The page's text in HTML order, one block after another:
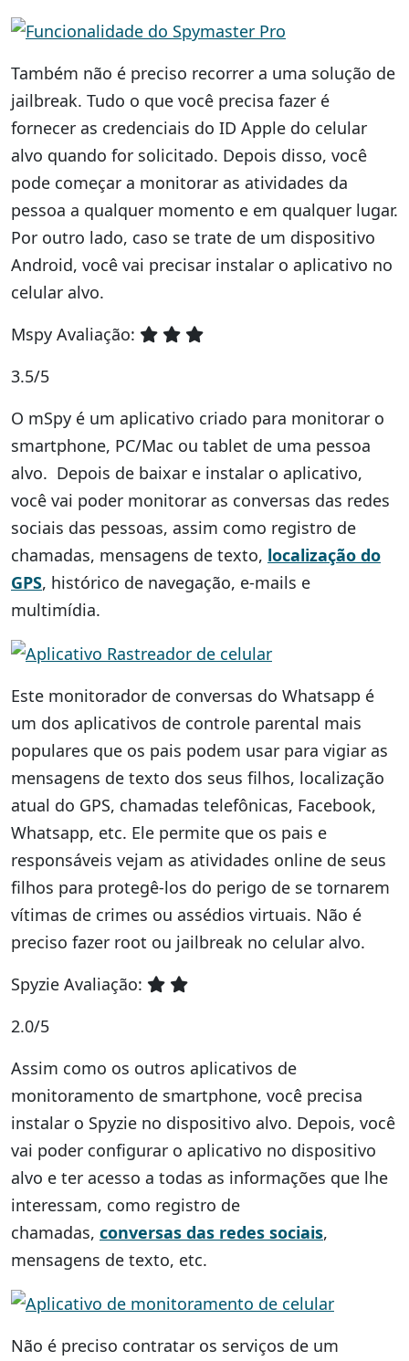
Também não é preciso recorrer a uma solução de
jailbreak. Tudo o que você precisa fazer é
fornecer as credenciais do ID Apple do celular
alvo quando for solicitado. Depois disso, você
pode começar a monitorar as atividades da
pessoa a qualquer momento e em qualquer lugar.
Por outro lado, caso se trate de um dispositivo
Android, você vai precisar instalar o aplicativo no
celular alvo.
Mspy Avaliação:
3.5/5
O mSpy é um aplicativo criado para monitorar o
smartphone, PC/Mac ou tablet de uma pessoa
alvo. Depois de baixar e instalar o aplicativo,
você vai poder monitorar as conversas das redes
sociais das pessoas, assim como registro de
chamadas, mensagens de texto, localização do
GPS, histórico de navegação, e-mails e
multimídia.
Este monitorador de conversas do Whatsapp é
um dos aplicativos de controle parental mais
populares que os pais podem usar para vigiar as
mensagens de texto dos seus filhos, localização
atual do GPS, chamadas telefônicas, Facebook,
Whatsapp, etc. Ele permite que os pais e
responsáveis vejam as atividades online de seus
filhos para protegê-los do perigo de se tornarem
vítimas de crimes ou assédios virtuais. Não é
preciso fazer root ou jailbreak no celular alvo.
Spyzie Avaliação:
2.0/5
Assim como os outros aplicativos de
monitoramento de smartphone, você precisa
instalar o Spyzie no dispositivo alvo. Depois, você
vai poder configurar o aplicativo no dispositivo
alvo e ter acesso a todas as informações que lhe
interessam, como registro de
chamadas, conversas das redes sociais,
mensagens de texto, etc.
Não é preciso contratar os serviços de um